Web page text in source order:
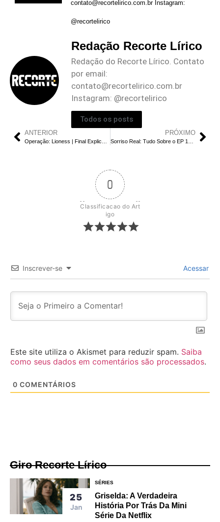
contato@recortelirico.com.brInstagram:
@recortelirico
Redação Recorte Lírico
Redação do Recorte Lírico. Contato
por email:
contato@recortelirico.com.br
Instagram: @recortelirico
Todos os posts
ANTERIOR
Operação: Lioness | Final Explicado do EP 1: Qual é a Primeira Missão De Manuelos?
PRÓXIMO
Sorriso Real: Tudo Sobre o EP 12 | Gu Won Vai se Casar com Yu Ri?
0
Classificacao do Art
igo
Inscrever-se Acessar
Este site utiliza o Akismet para reduzir spam. Saiba
como seus dados em comentários são processados.
0 COMENTÁRIOS
Giro Recorte Lírico
25
Jan
SÉRIES
Griselda: A Verdadeira
História Por Trás Da Mini
Série Da Netflix